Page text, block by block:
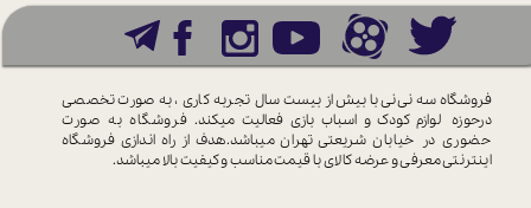
فروشگاه سه نی نی با بیش از بیست سال تجربه کاری ، به صورت تخصصی
درحوزه لوازم کودک و اسباب بازی فعالیت میکند. فروشگاه به صورت
حضوری در خیابان شریعتی تهران میباشد.هدف از راه اندازی فروشگاه
اینترنتی معرفی و عرضه کالای باقیمت مناسب و کیفیت بالا میباشد.